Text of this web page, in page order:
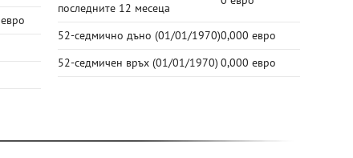
последните 12 месеца
52-седмично дъно (01/01/1970)0,000 евро
52-седмичен връх (01/01/1970) 0,000 евро